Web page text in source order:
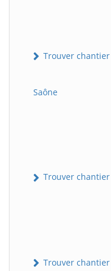
Trouver
Saône
Trouver
Trouver